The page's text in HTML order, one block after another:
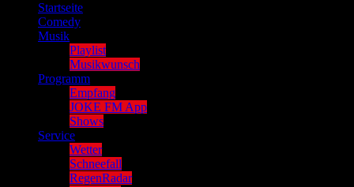
Startseite
Comedy
Musik
Playlist
Musikwunsch
Programm
Empfang
JOKE FM App
Shows
Service
Wetter
Schneefall
RegenRadar